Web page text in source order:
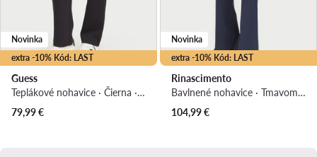
extra -10% Kód: LAST
Novinka
Guess
Teplákové nohavice · Čierna · Regular fit
79,99€
extra -10% Kód: LAST
Novinka
Rinascimento
Bavlnené nohavice · Tmavomodrá · Regular fit
104,99€